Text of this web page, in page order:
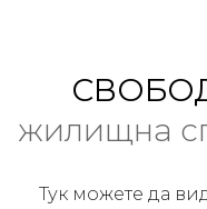
жилищна
Тук можете да